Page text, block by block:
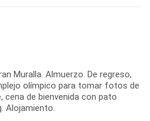
Muralla. Almuerzo. De regreso,
olímpico para tomar fotos de
cena de bienvenida con pato